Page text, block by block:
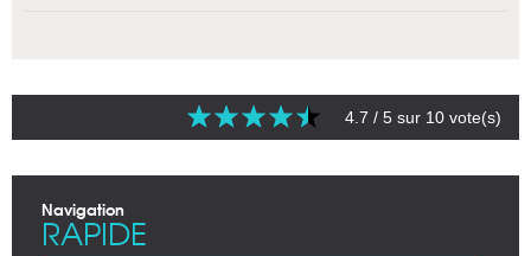
4.7 / 5 sur 10 vote(s)
Navigation
RAPIDE